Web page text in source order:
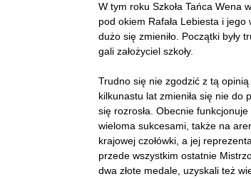
W tym roku Szkoła Tańca Wena
pod okiem Rafała Lebiesta i
dużo się zmieniło. Początki były
gali założyciel szkoły.
Trudno się nie zgodzić z tą
kilkunastu lat zmieniła się nie do
się rozrosła. Obecnie
wieloma sukcesami, także na
krajowej czołówki, a jej
przede wszystkim ostatnie
dwa złote medale, uzyskali też